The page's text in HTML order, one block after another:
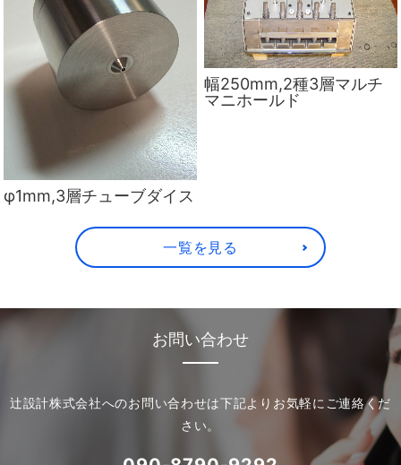
φ1mm,3層チューブダイス
幅250mm,2種3層マルチ
マニホールド
一覧を見る
お問い合わせ
辻設計株式会社へのお問い合わせは下記よりお気軽にご連絡くだ
さい。